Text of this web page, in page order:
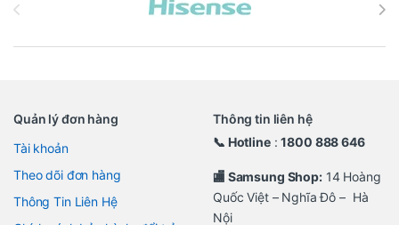
Quản lý đơn hàng
Tài khoản
Theo dõi đơn hàng
Thông Tin Liên Hệ
Thông tin liên hệ
📞 Hotline:1800 888 646
🏬 Samsung Shop:14 Hoàng
Quốc Việt – Nghĩa Đô – Hà
Nội